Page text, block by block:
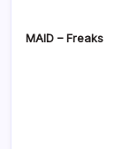
MAID – Freaks